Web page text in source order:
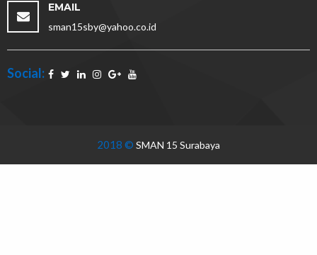
EMAIL
sman15sby@yahoo.co.id
Social:
2018 © SMAN 15 Surabaya